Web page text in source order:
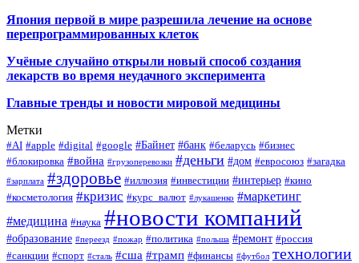
Япония первой в мире разрешила лечение на основе
перепрограммированных клеток
Учёные случайно открыли новый способ создания
лекарств во время неудачного эксперимента
Главные тренды и новости мировой медицины
Метки
#AI #apple #digital #google #Байнет #банк #беларусь #бизнес
#блокировка #война #грузоперевозки #деньги #дом #евросоюз #загадка
#зарплата #здоровье #иллюзия #инвестиции #интерьер #кино
#косметология #кризис #курс_валют #лукашенко #маркетинг
#медицина #наука #новости компаний
#образование #переезд #пожар #политика #польша #ремонт #россия
#санкции #спорт #сталь #сша #трамп #финансы #футбол технологии